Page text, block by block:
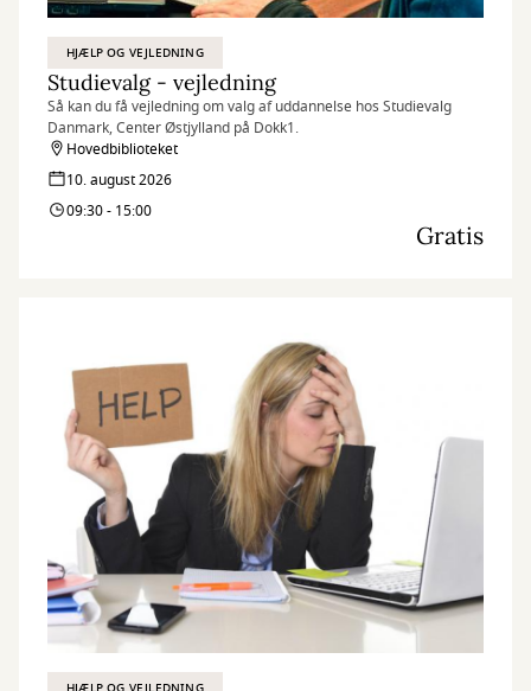
HJÆLP OG VEJLEDNING
Studievalg - vejledning
Så kan du få vejledning om valg af uddannelse hos Studievalg
Danmark, Center Østjylland på Dokk1.
Hovedbiblioteket
10. august 2026
09:30 - 15:00
Gratis